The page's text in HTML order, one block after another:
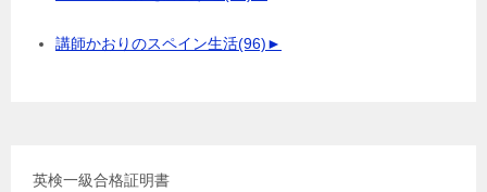
講師かおりのスペイン生活(96)►
英検一級合格証明書